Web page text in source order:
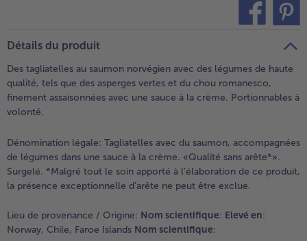
Détails du produit
Des tagliatelles au saumon norvégien avec des légumes de haute
qualité, tels que des asperges vertes et du chou romanesco,
finement assaisonnées avec une sauce à la crème. Portionnables à
volonté.
Dénomination légale: Tagliatelles avec du saumon, accompagnées
de légumes dans une sauce à la crème. «Qualité sans arête*».
Surgelé. *Malgré tout le soin apporté à l’élaboration de ce produit,
la présence exceptionnelle d’arête ne peut être exclue.
Lieu de provenance / Origine: Nom scientifique: Elevé en:
Norway, Chile, Faroe Islands Nom scientifique: